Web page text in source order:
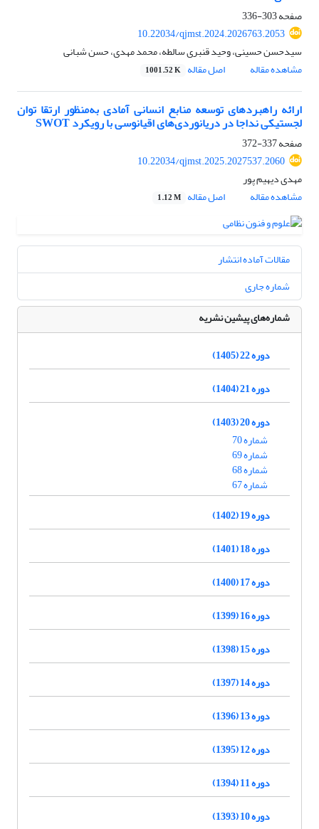
صفحه303-336
10.22034/qjmst.2024.2026763.2053
سیدحسن حسینی، وحید قنبری سالطه، محمد مهدی، حسن شبانی
مشاهده مقاله
اصل مقاله 1001.52 K
ارائه راهبردهای توسعه منابع انسانی آمادی به‌منظور ارتقا توان
لجستیکی نداجا در دریانوردی‌های اقیانوسی با رویکرد SWOT
صفحه337-372
10.22034/qjmst.2025.2027537.2060
مهدی دیهیم پور
مشاهده مقاله
اصل مقاله 1.12 M
مقالات آماده انتشار
شماره جاری
شماره‌های پیشین نشریه
دوره 22 (1405)
دوره 21 (1404)
دوره 20 (1403)
شماره 70
شماره 69
شماره 68
شماره 67
دوره 19 (1402)
دوره 18 (1401)
دوره 17 (1400)
دوره 16 (1399)
دوره 15 (1398)
دوره 14 (1397)
دوره 13 (1396)
دوره 12 (1395)
دوره 11 (1394)
دوره 10 (1393)